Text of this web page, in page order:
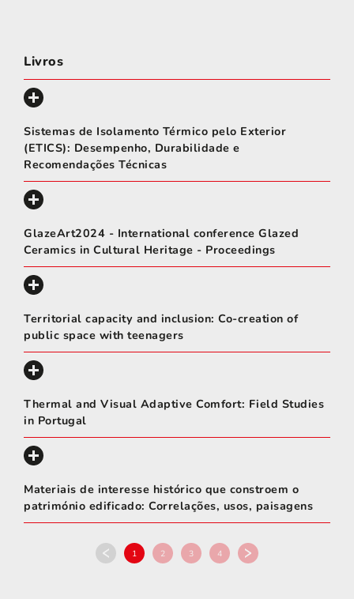
Livros
Sistemas de Isolamento Térmico pelo Exterior
(ETICS): Desempenho, Durabilidade e
Recomendações Técnicas
GlazeArt2024 - International conference Glazed
Ceramics in Cultural Heritage - Proceedings
Territorial capacity and inclusion: Co-creation of
public space with teenagers
Thermal and Visual Adaptive Comfort: Field Studies
in Portugal
Materiais de interesse histórico que constroem o
património edificado: Correlações, usos, paisagens
1 2 3 4